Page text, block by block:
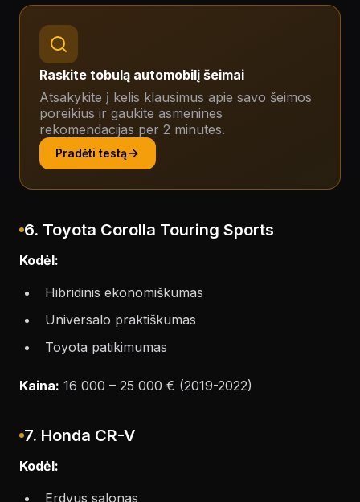
Raskite tobulą automobilį šeimai
Atsakykite į kelis klausimus apie savo šeimos
poreikius ir gaukite asmenines
rekomendacijas per 2 minutes.
Pradėti testą
6. Toyota Corolla Touring Sports
Kodėl:
Hibridinis ekonomiškumas
Universalo praktiškumas
Toyota patikimumas
Kaina: 16 000 – 25 000 € (2019-2022)
7. Honda CR-V
Kodėl:
Erdvus salonas